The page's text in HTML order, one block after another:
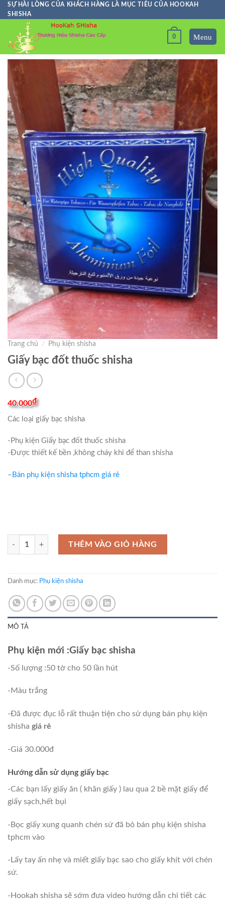
Skip
to
content
SỰ HÀI LÒNG CỦA KHÁCH HÀNG LÀ MỤC TIÊU CỦA HOOKAH
SHISHA
0
Trang chủ / Phụ kiện shisha
Giấy bạc đốt thuốc shisha
40.000₫
Các loại giấy bạc shisha
-Phụ kiện Giấy bạc đốt thuốc shisha
-Được thiết kế bền ,không cháy khi để than shisha
– Bán phụ kiện shisha tphcm giá rẻ
Giấy bạc đốt thuốc shisha số lượng
THÊM VÀO GIỎ HÀNG
Danh mục: Phụ kiện shisha
MÔ TẢ
Phụ kiện mới :Giấy bạc shisha
-Số lượng :50 tờ cho 50 lần hút
-Màu trắng
-Đã được đục lỗ rất thuận tiện cho sử dụng bán phụ kiện
shisha giá rẻ
-Giá 30.000đ
Hướng dẫn sử dụng giấy bạc
-Các bạn lấy giấy ăn ( khăn giấy ) lau qua 2 bề mặt giấy để
giấy sạch,hết bụi
-Bọc giấy xung quanh chén sứ đã bỏ bán phụ kiện shisha
tphcm vào
-Lấy tay ấn nhẹ và miết giấy bạc sao cho giấy khít với chén
sứ.
-Hookah shisha sẽ sớm đưa video hướng dẫn chi tiết các